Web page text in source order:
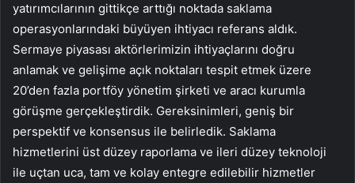
yatırımcılarının gittikçe arttığı noktada saklama
operasyonlarındaki büyüyen ihtiyacı referans aldık.
Sermaye piyasası aktörlerimizin ihtiyaçlarını doğru
anlamak ve gelişime açık noktaları tespit etmek üzere
20’den fazla portföy yönetim şirketi ve aracı kurumla
görüşme gerçekleştirdik. Gereksinimleri, geniş bir
perspektif ve konsensus ile belirledik. Saklama
hizmetlerini üst düzey raporlama ve ileri düzey teknoloji
ile uçtan uca, tam ve kolay entegre edilebilir hizmetler